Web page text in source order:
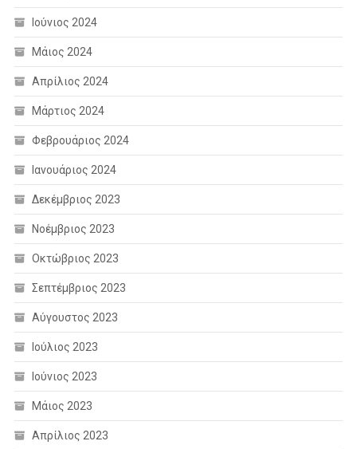
Ιούνιος 2024
Μάιος 2024
Απρίλιος 2024
Μάρτιος 2024
Φεβρουάριος 2024
Ιανουάριος 2024
Δεκέμβριος 2023
Νοέμβριος 2023
Οκτώβριος 2023
Σεπτέμβριος 2023
Αύγουστος 2023
Ιούλιος 2023
Ιούνιος 2023
Μάιος 2023
Απρίλιος 2023